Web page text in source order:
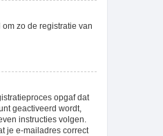
zo de registratie van
opgaf dat
geactiveerd wordt,
instructies volgen.
je e-mailadres correct